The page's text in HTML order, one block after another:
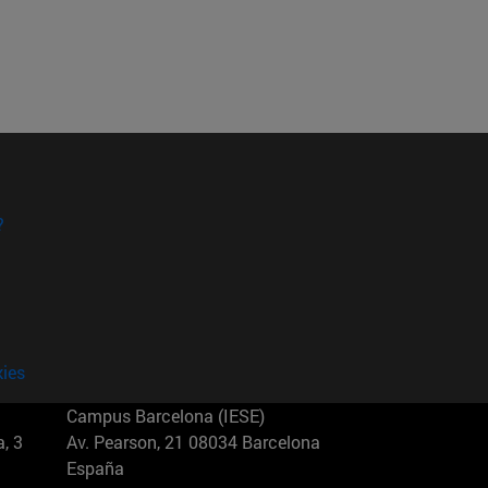
3
Campus Barcelona (IESE)
Av. Pearson, 21 08034 Barcelona
España